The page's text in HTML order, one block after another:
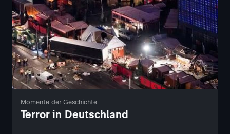
Momente der Geschichte
Terror in Deutschland